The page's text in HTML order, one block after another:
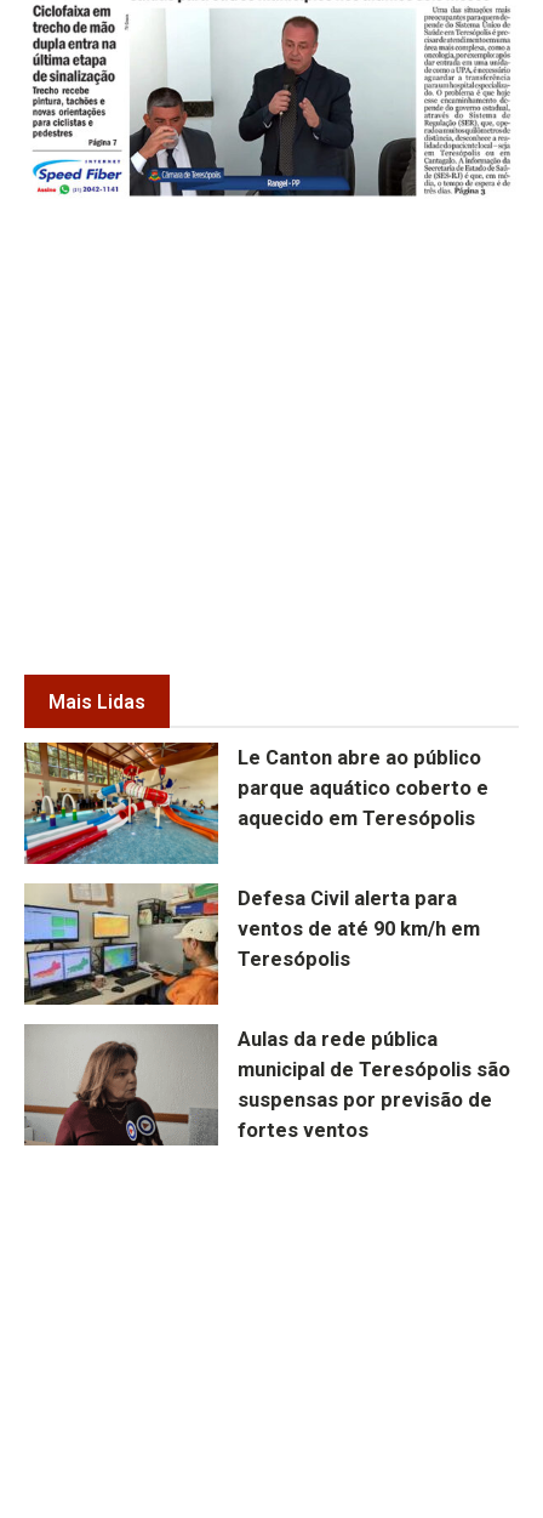
Mais Lidas
Le Canton abre ao público
parque aquático coberto e
aquecido em Teresópolis
Defesa Civil alerta para
ventos de até 90 km/h em
Teresópolis
Aulas da rede pública
municipal de Teresópolis são
suspensas por previsão de
fortes ventos